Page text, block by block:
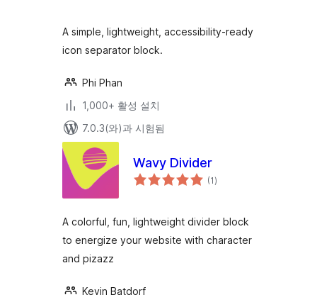
A simple, lightweight, accessibility-ready
icon separator block.
Phi Phan
1,000+ 활성 설치
7.0.3(와)과 시험됨
Wavy Divider
(1전
체)
A colorful, fun, lightweight divider block
to energize your website with character
and pizazz
Kevin Batdorf